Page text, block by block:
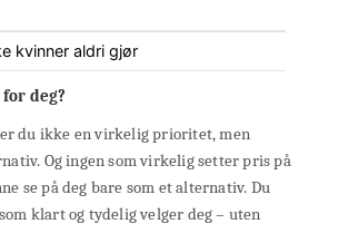
kvinner aldri gjør
deg?
du ikke en virkelig prioritet, men
Og ingen som virkelig setter pris på
se på deg bare som et alternativ. Du
klart og tydelig velger deg – uten